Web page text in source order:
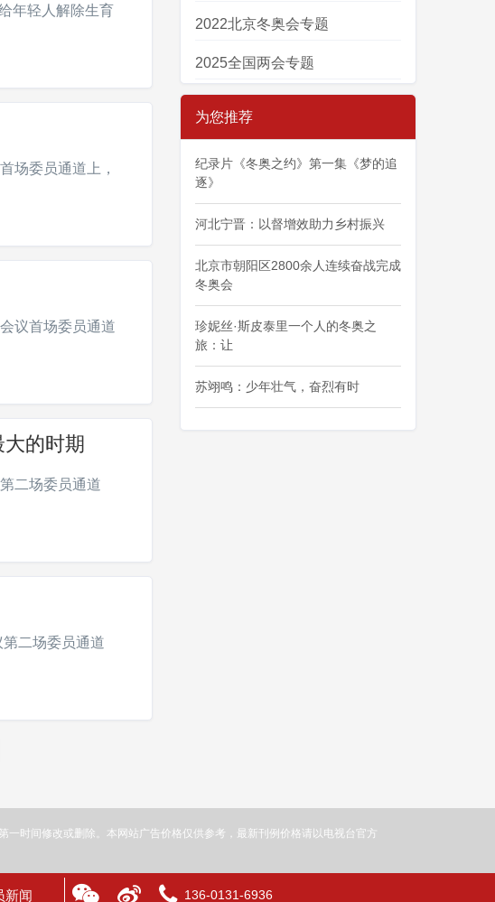
年轻人解除生育
场委员通道上，
议首场委员通道
的时期
二场委员通道
二场委员通道
2022北京冬奥会专题
2025全国两会专题
为您推荐
纪录片《冬奥之约》第一集《梦的追
逐》
河北宁晋：以督增效助力乡村振兴
北京市朝阳区2800余人连续奋战完成
冬奥会
珍妮丝·斯皮泰里一个人的冬奥之
旅：让
苏翊鸣：少年壮气，奋烈有时
时间修改或删除。本网站广告价格仅供参考，最新刊例价格请以电视台官方
新闻 136-0131-6936